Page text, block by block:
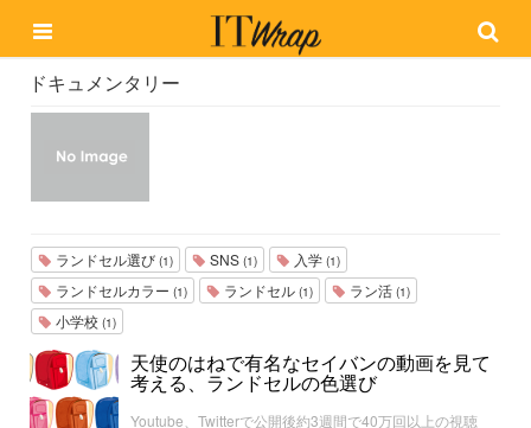
ドキュメンタリー
ランドセル選び (1) SNS (1) 入学 (1)
ランドセルカラー (1) ランドセル (1) ラン活 (1)
小学校 (1)
天使のはねで有名なセイバンの動画を見て
考える、ランドセルの色選び
Youtube、Twitterで公開後約3週間で40万回以上の視聴